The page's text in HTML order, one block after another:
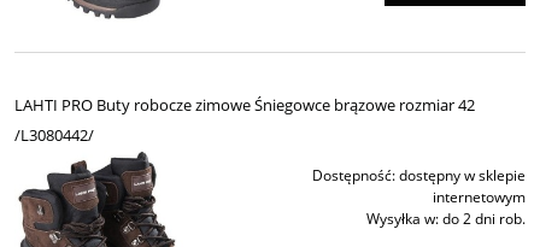
LAHTI PRO Buty robocze zimowe Śniegowce brązowe rozmiar 42
/L3080442/
Dostępność:dostępny w sklepie
internetowym
Wysyłka w:do 2 dni rob.